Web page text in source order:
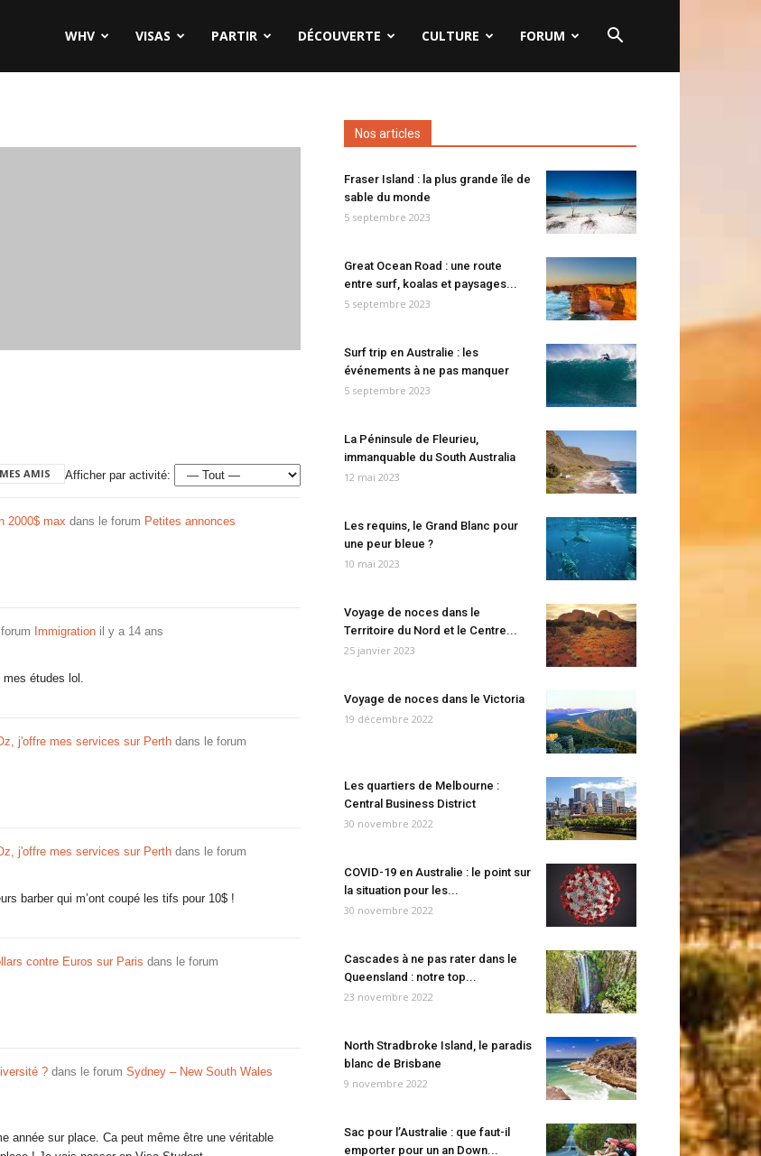
WHV VISAS PARTIR DÉCOUVERTE CULTURE FORUM
MES AMIS Afficher par activité:
2000$ max dans le forum Petites annonces
Immigration il y a 14 ans
mes études lol.
j'offre mes services sur Perth dans le forum
j'offre mes services sur Perth dans le forum
barber qui m’ont coupé les tifs pour 10$ !
contre Euros sur Paris dans le forum
? dans le forum Sydney – New South Wales
année sur place. Ca peut même être une véritable
Nos articles
Fraser Island : la plus grande île de
sable du monde
5 septembre 2023
Great Ocean Road : une route
entre surf, koalas et paysages...
5 septembre 2023
Surf trip en Australie : les
événements à ne pas manquer
5 septembre 2023
La Péninsule de Fleurieu,
immanquable du South Australia
12 mai 2023
Les requins, le Grand Blanc pour
une peur bleue ?
10 mai 2023
Voyage de noces dans le
Territoire du Nord et le Centre...
25 janvier 2023
Voyage de noces dans le Victoria
19 décembre 2022
Les quartiers de Melbourne :
Central Business District
30 novembre 2022
COVID-19 en Australie : le point sur
la situation pour les...
30 novembre 2022
Cascades à ne pas rater dans le
Queensland : notre top...
23 novembre 2022
North Stradbroke Island, le paradis
blanc de Brisbane
9 novembre 2022
Sac pour l’Australie : que faut-il
emporter pour un an Down...